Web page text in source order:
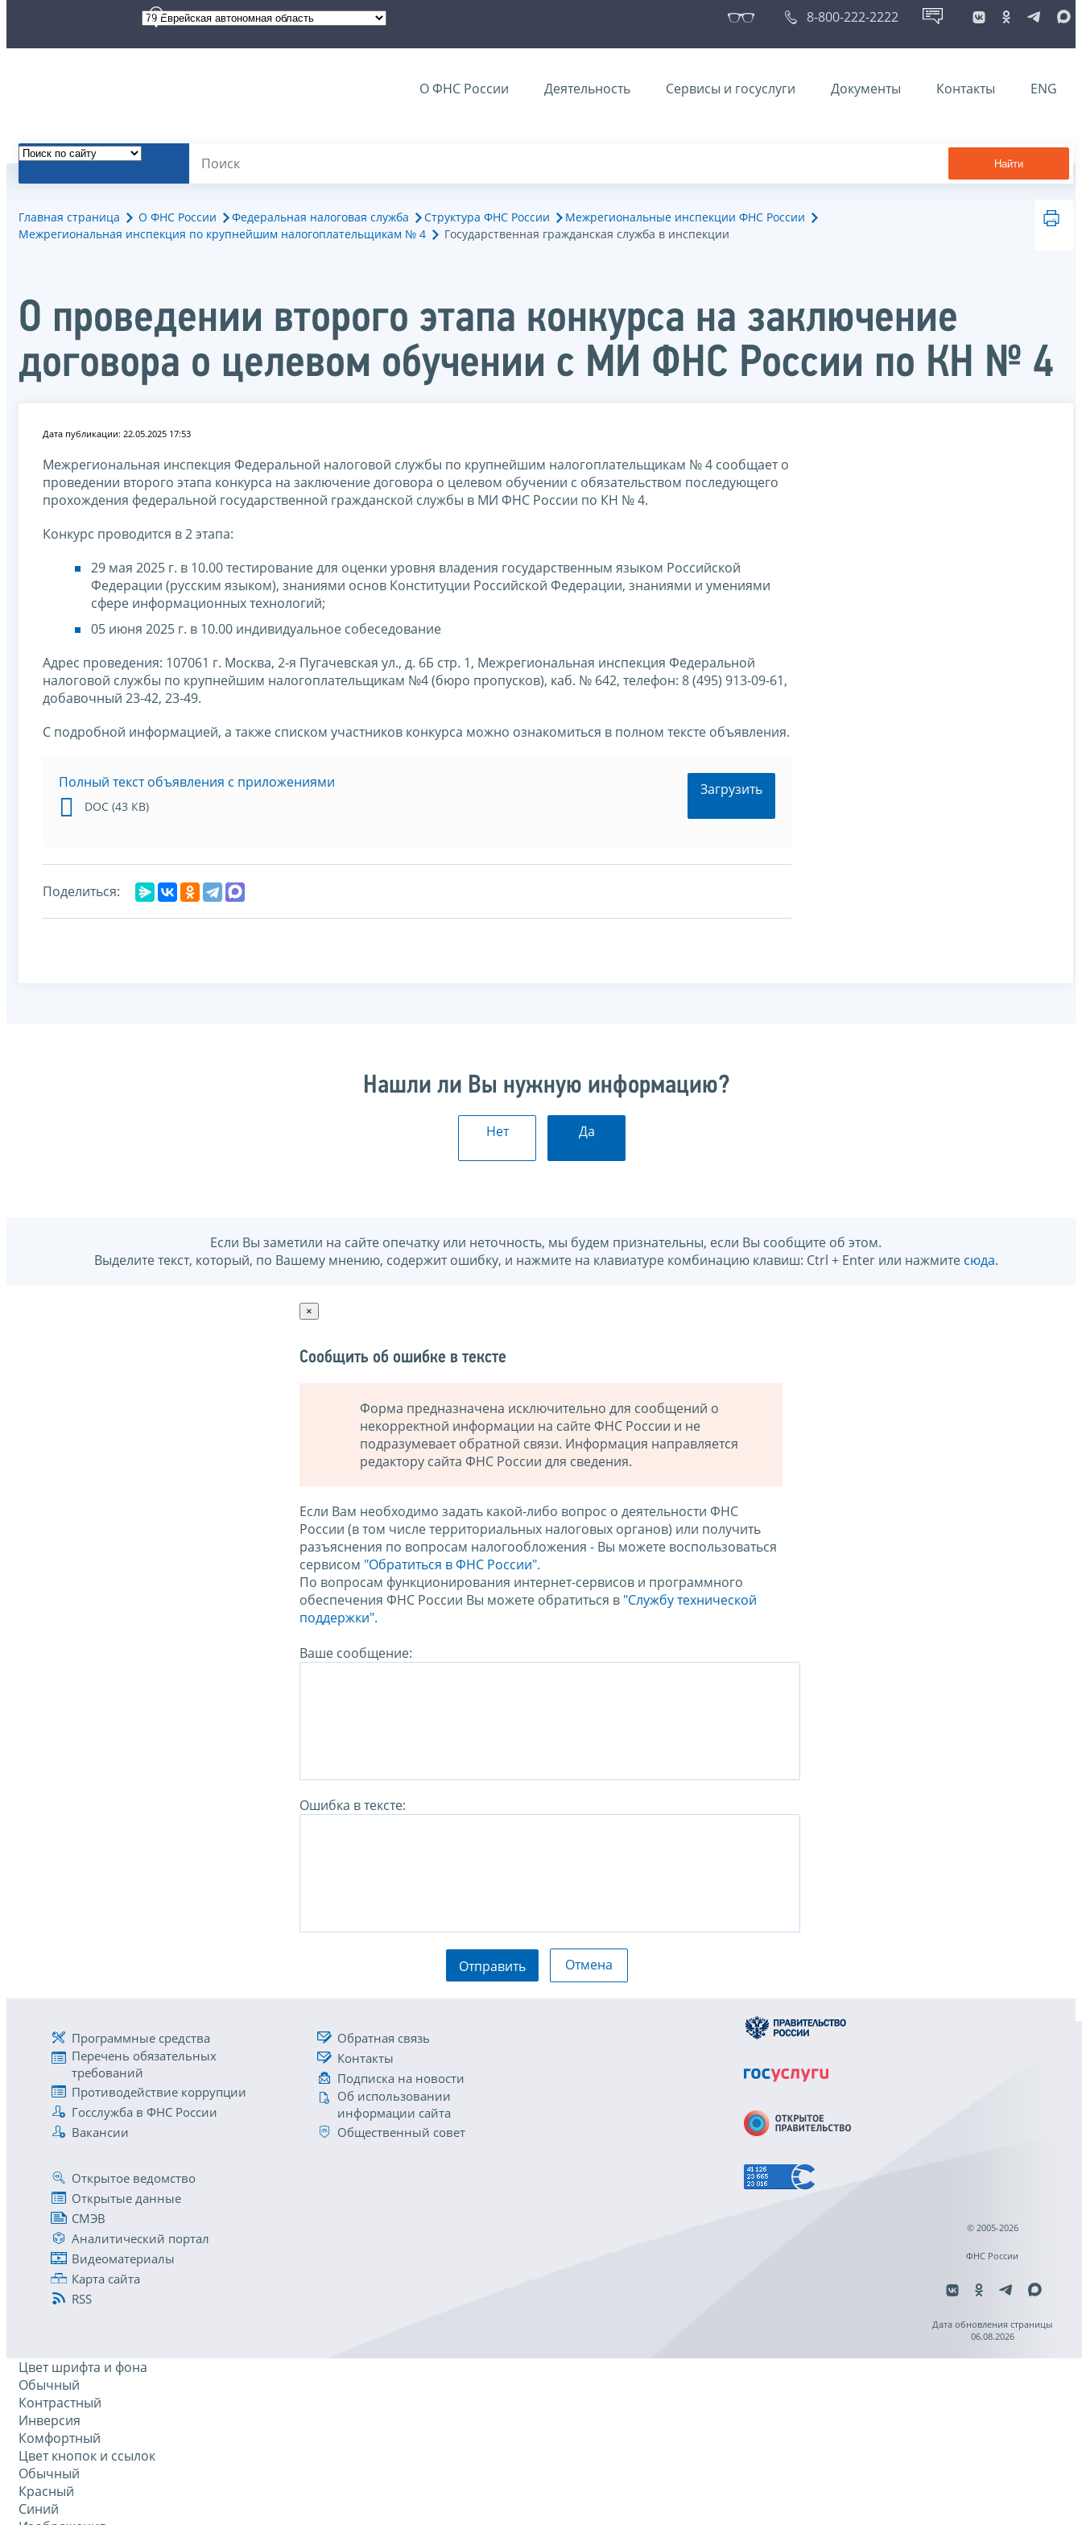
8-800-222-2222
О ФНС России Деятельность Сервисы и госуслуги Документы Контакты ENG
Найти
Главная страница О ФНС России Федеральная налоговая служба Структура ФНС России
Межрегиональные инспекции ФНС России
Межрегиональная инспекция по крупнейшим налогоплательщикам № 4
Государственная гражданская служба в инспекции
О проведении второго этапа конкурса на заключение
договора о целевом обучении с МИ ФНС России по КН № 4
Дата публикации: 22.05.2025 17:53
Межрегиональная инспекция Федеральной налоговой службы по крупнейшим налогоплательщикам № 4 сообщает о
проведении второго этапа конкурса на заключение договора о целевом обучении с обязательством последующего
прохождения федеральной государственной гражданской службы в МИ ФНС России по КН № 4.
Конкурс проводится в 2 этапа:
29 мая 2025 г. в 10.00 тестирование для оценки уровня владения государственным языком Российской
Федерации (русским языком), знаниями основ Конституции Российской Федерации, знаниями и умениями
сфере информационных технологий;
05 июня 2025 г. в 10.00 индивидуальное собеседование
Адрес проведения: 107061 г. Москва, 2-я Пугачевская ул., д. 6Б стр. 1, Межрегиональная инспекция Федеральной
налоговой службы по крупнейшим налогоплательщикам №4 (бюро пропусков), каб. № 642, телефон: 8 (495) 913-09-61,
добавочный 23-42, 23-49.
С подробной информацией, а также списком участников конкурса можно ознакомиться в полном тексте объявления.
Полный текст объявления с приложениями
DOC (43 КВ)
Загрузить
Поделиться:
Нашли ли Вы нужную информацию?
Нет Да
Если Вы заметили на сайте опечатку или неточность, мы будем признательны, если Вы сообщите об этом.
Выделите текст, который, по Вашему мнению, содержит ошибку, и нажмите на клавиатуре комбинацию клавиш: Ctrl + Enter или нажмите сюда.
×
Сообщить об ошибке в тексте
Форма предназначена исключительно для сообщений о
некорректной информации на сайте ФНС России и не
подразумевает обратной связи. Информация направляется
редактору сайта ФНС России для сведения.
Если Вам необходимо задать какой-либо вопрос о деятельности ФНС
России (в том числе территориальных налоговых органов) или получить
разъяснения по вопросам налогообложения - Вы можете воспользоваться
сервисом "Обратиться в ФНС России".
По вопросам функционирования интернет-сервисов и программного
обеспечения ФНС России Вы можете обратиться в "Службу технической
поддержки".
Ваше сообщение:
Ошибка в тексте:
Отправить Отмена
Программные средства
Перечень обязательных
требований
Противодействие коррупции
Госслужба в ФНС России
Вакансии
Обратная связь
Контакты
Подписка на новости
Об использовании
информации сайта
Общественный совет
Открытое ведомство
Открытые данные
СМЭВ
Аналитический портал
Видеоматериалы
Карта сайта
RSS
© 2005-2026
ФНС России
Дата обновления страницы
06.08.2026
Цвет шрифта и фона
Обычный
Контрастный
Инверсия
Комфортный
Цвет кнопок и ссылок
Обычный
Красный
Синий